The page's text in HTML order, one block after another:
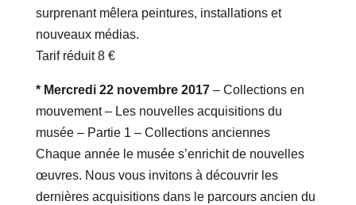
surprenant mêlera peintures, installations et
nouveaux médias.
Tarif réduit 8 €
* Mercredi 22 novembre 2017– Collections en
mouvement – Les nouvelles acquisitions du
musée – Partie 1 – Collections anciennes
Chaque année le musée s’enrichit de nouvelles
œuvres. Nous vous invitons à découvrir les
dernières acquisitions dans le parcours ancien du